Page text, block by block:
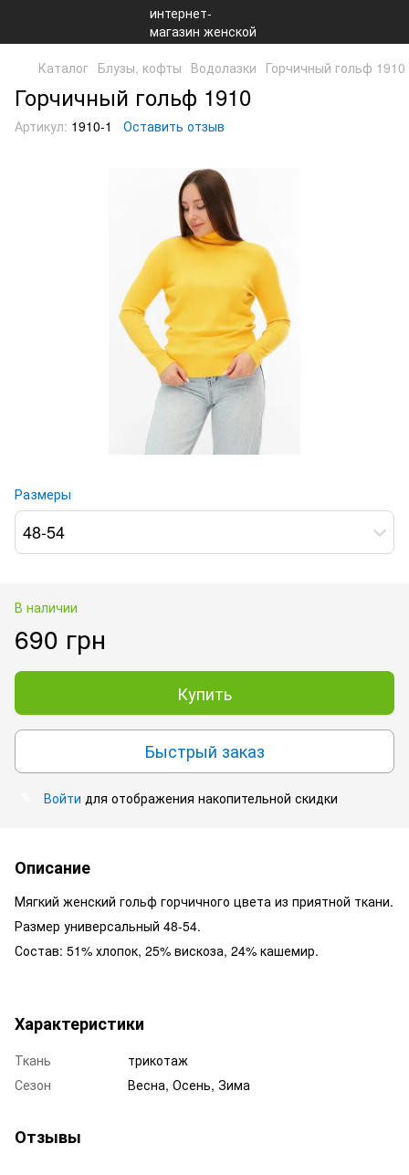
Каталог Блузы, кофты Водолазки Горчичный гольф 1910
Горчичный гольф 1910
Артикул: 1910-1 Оставить отзыв
Размеры
48-54
В наличии
690 грн
Купить
Быстрый заказ
Войти для отображения накопительной скидки
Описание
Мягкий женский гольф горчичного цвета из приятной ткани.
Размер универсальный 48-54.
Состав: 51% хлопок, 25% вискоза, 24% кашемир.
Характеристики
Ткань
трикотаж
Сезон
Весна, Осень, Зима
Отзывы